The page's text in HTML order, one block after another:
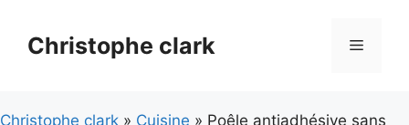
contenuChristophe clark Menu
Christophe clark » Cuisine » Poêle antiadhésive sans